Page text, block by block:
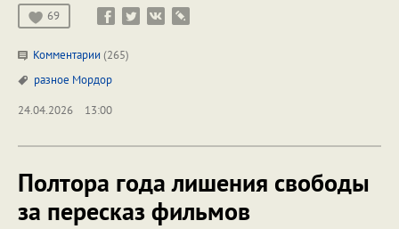
69
Комментарии (265)
разное Мордор
24.04.2026
13:00
Полтора года лишения свободы
за пересказ фильмов